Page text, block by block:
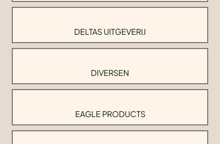
DELTAS UITGEVERIJ
DIVERSEN
EAGLE PRODUCTS